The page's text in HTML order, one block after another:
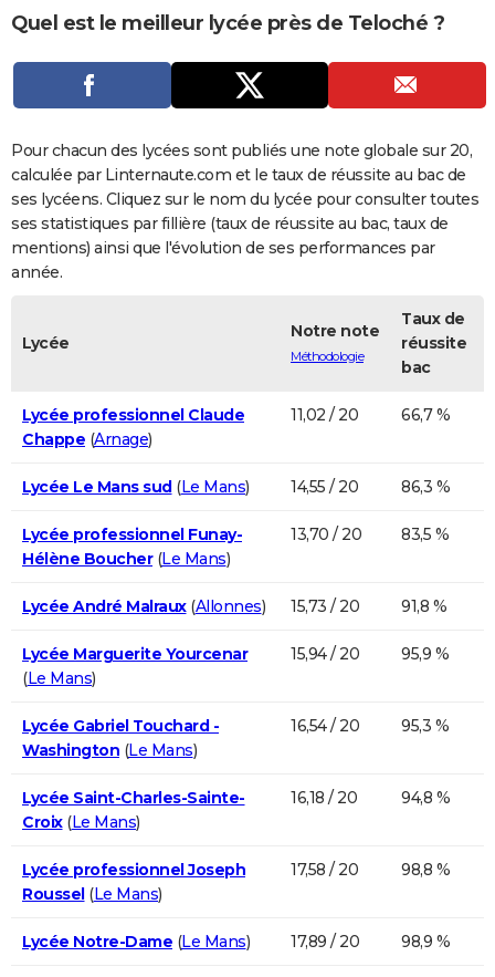
CARTE DE VOEUX
Carte de Noël
Carte Bonne année
Carte Saint-Valentin
Carte Pâques
Carte d'anniversaire
DICTIONNAIRE
COPAINS D'AVANT
S'inscrire
Se connecter
Lycées
Collèges
Primaires
Universités
Entreprises
Service militaire
Avis de recherche
AVIS DE DÉCÈS
FORUM
Quel est le meilleur lycée près de Teloché ?
Pour chacun des lycées sont publiés une note globale sur 20,
calculée par Linternaute.com et le taux de réussite au bac de
ses lycéens. Cliquez sur le nom du lycée pour consulter toutes
ses statistiques par fillière (taux de réussite au bac, taux de
mentions) ainsi que l'évolution de ses performances par
année.
Lycée
Notre note
Méthodologie
Taux de
réussite
bac
Lycée professionnel Claude
Chappe (Arnage)
11,02 / 20 66,7 %
Lycée Le Mans sud(Le Mans) 14,55 / 20 86,3 %
Lycée professionnel Funay-
Hélène Boucher(Le Mans)
13,70 / 20 83,5 %
Lycée André Malraux(Allonnes) 15,73 / 20 91,8 %
Lycée Marguerite Yourcenar
(Le Mans)
15,94 / 20 95,9 %
Lycée Gabriel Touchard -
Washington (Le Mans)
16,54 / 20 95,3 %
Lycée Saint-Charles-Sainte-
Croix(Le Mans)
16,18 / 20 94,8 %
Lycée professionnel Joseph
Roussel(Le Mans)
17,58 / 20 98,8 %
Lycée Notre-Dame (Le Mans) 17,89 / 20 98,9 %